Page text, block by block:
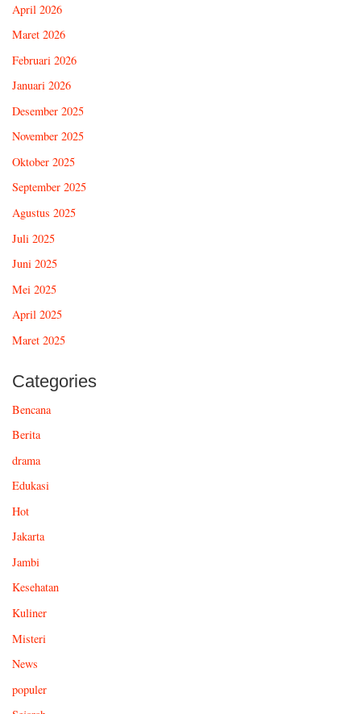
April 2026
Maret 2026
Februari 2026
Januari 2026
Desember 2025
November 2025
Oktober 2025
September 2025
Agustus 2025
Juli 2025
Juni 2025
Mei 2025
April 2025
Maret 2025
Categories
Bencana
Berita
drama
Edukasi
Hot
Jakarta
Jambi
Kesehatan
Kuliner
Misteri
News
populer